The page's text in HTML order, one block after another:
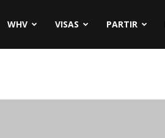
WHV VISAS PARTIR